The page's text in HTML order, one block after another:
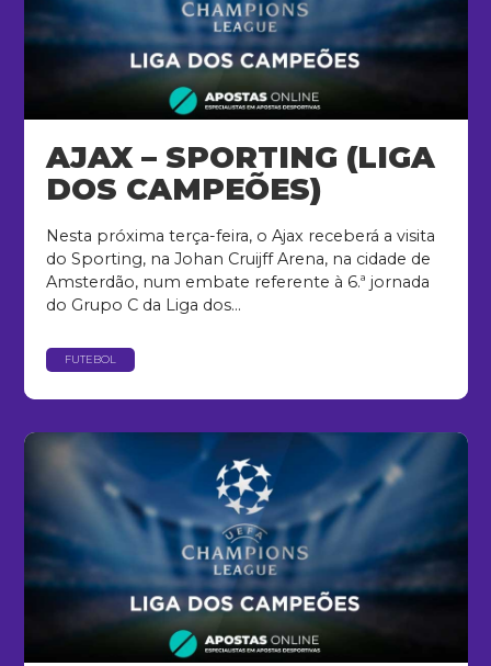
AJAX – SPORTING (LIGA
DOS CAMPEÕES)
Nesta próxima terça-feira, o Ajax receberá a visita
do Sporting, na Johan Cruijff Arena, na cidade de
Amsterdão, num embate referente à 6.ª jornada
do Grupo C da Liga dos...
FUTEBOL